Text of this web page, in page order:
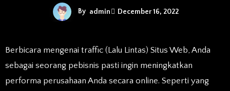
By admin December 16, 2022
Berbicara mengenai traffic (Lalu Lintas) Situs Web, Anda
sebagai seorang pebisnis pasti ingin meningkatkan
performa perusahaan Anda secara online. Seperti yang